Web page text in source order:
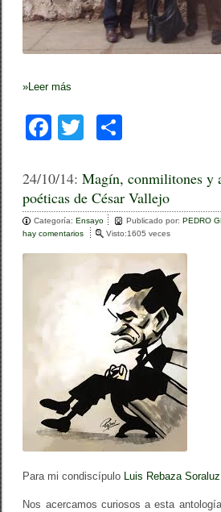
S
i
m
e
»Leer más
F
c
e
b
o
o
k
tt
er
m
p
ar
tir
24/10/14:Magín, conmilitones y
poéticas de César Vallejo
Categoría:Ensayo Publicado por:PEDRO
hay comentarios
m
i
i
o
n
s
a
Visto:1605 veces
Para mi condiscípulo Luis Rebaza Soraluz
Nos acercamos curiosos a esta